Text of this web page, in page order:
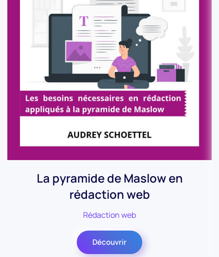
La pyramide de Maslow en
rédaction web
Rédaction web
Découvrir